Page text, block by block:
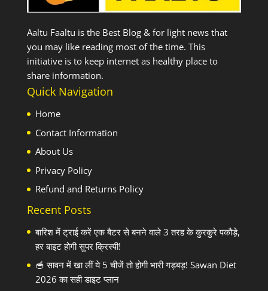
Aaltu Faaltu is the Best Blog & for light news that
you may like reading most of the time. This
initiative is to keep internet as healthy place to
share information.
Quick Navigation
Home
Contact Information
About Us
Privacy Policy
Refund and Returns Policy
Recent Posts
बारिश में ट्राई करें एक बैटर से बनने वाले 3 तरह के कुरकुरे पकौड़े,
हर बाइट होगी सुपर क्रिस्पी!
🥣 सावन में खा लीं ये 5 चीजें तो होगी भारी गड़बड़! Sawan Diet
2026 का सही डाइट प्लान